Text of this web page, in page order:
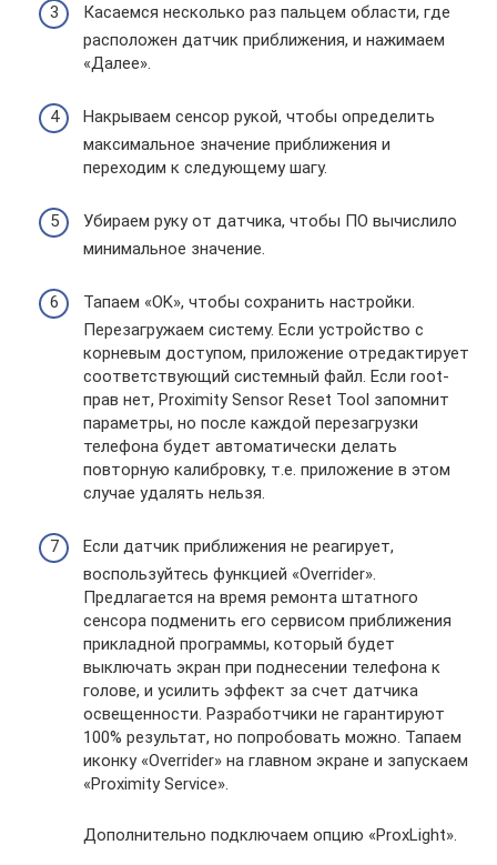
Касаемся несколько раз пальцем области, где
расположен датчик приближения, и нажимаем
«Далее».
Накрываем сенсор рукой, чтобы определить
максимальное значение приближения и
переходим к следующему шагу.
Убираем руку от датчика, чтобы ПО вычислило
минимальное значение.
Тапаем «OK», чтобы сохранить настройки.
Перезагружаем систему. Если устройство с
корневым доступом, приложение отредактирует
соответствующий системный файл. Если root-
прав нет, Proximity Sensor Reset Tool запомнит
параметры, но после каждой перезагрузки
телефона будет автоматически делать
повторную калибровку, т.е. приложение в этом
случае удалять нельзя.
Если датчик приближения не реагирует,
воспользуйтесь функцией «Overrider».
Предлагается на время ремонта штатного
сенсора подменить его сервисом приближения
прикладной программы, который будет
выключать экран при поднесении телефона к
голове, и усилить эффект за счет датчика
освещенности. Разработчики не гарантируют
100% результат, но попробовать можно. Тапаем
иконку «Overrider» на главном экране и запускаем
«Proximity Service».
Дополнительно подключаем опцию «ProxLight».